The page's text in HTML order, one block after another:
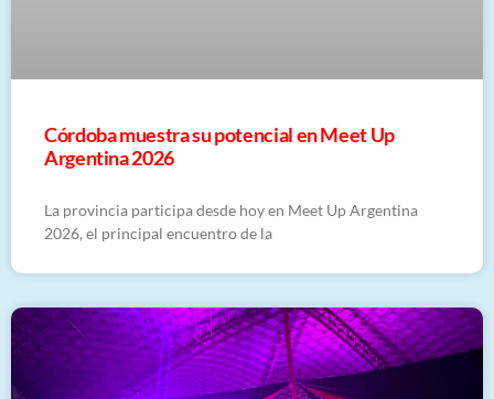
Córdoba muestra su potencial en Meet Up
Argentina 2026
La provincia participa desde hoy en Meet Up Argentina
2026, el principal encuentro de la